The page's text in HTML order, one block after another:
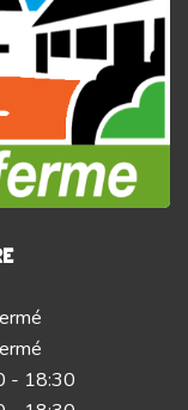
- 18:30